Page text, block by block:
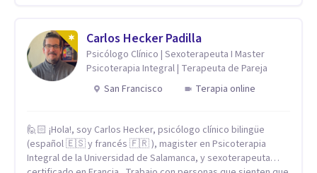
investigo. Siempre en la búsqueda de ser un mejor
profesional.
Carlos Hecker Padilla
Psicólogo Clínico | Sexoterapeuta I Master
Psicoterapia Integral | Terapeuta de Pareja
San Francisco
Terapia online
🙋🏻 ¡Hola!, soy Carlos Hecker, psicólogo clínico bilingüe
(español 🇪🇸 y francés 🇫🇷 ), magister en Psicoterapia
Integral de la Universidad de Salamanca, y sexoterapeuta